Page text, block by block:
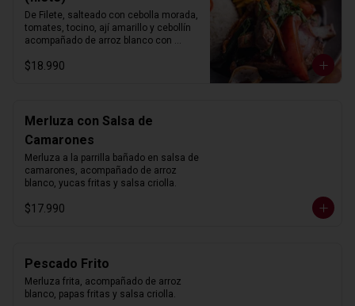
De Filete, salteado con cebolla morada,
tomates, tocino, ají amarillo y cebollín
acompañado de arroz blanco con
$18.990
Merluza con Salsa de
Camarones
Merluza a la parrilla bañado en salsa de
camarones, acompañado de arroz
blanco, yucas fritas y salsa criolla.
$17.990
Pescado Frito
Merluza frita, acompañado de arroz
blanco, papas fritas y salsa criolla.